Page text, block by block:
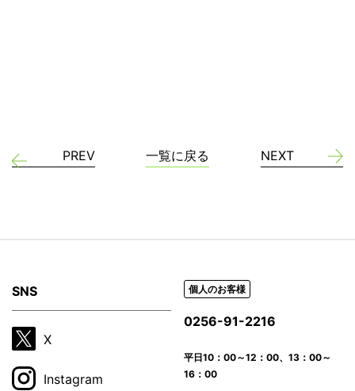
PREV 一覧に戻る NEXT
SNS
X
Instagram
個人のお客様
0256-91-2216
平日10：00～12：00、13：00～
16：00